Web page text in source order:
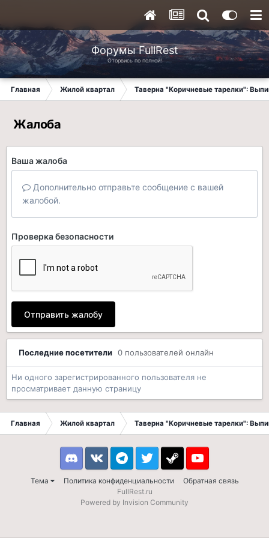
Форумы FullRest
Оторвись по полной!
Главная Жилой квартал Таверна "Коричневые тарелки":
Жалоба
Ваша жалоба
Дополнительно отправьте сообщение с вашей
жалобой.
Проверка безопасности
Отправить жалобу
Последние посетители 0 пользователей онлайн
Ни одного зарегистрированного пользователя не
просматривает данную страницу
Главная Жилой квартал Таверна "Коричневые тарелки":
Тема Политика конфиденциальности Обратная связь
DiscordVK TelegramTwitter Steam Youtube
FullRest.ru
Powered by Invision Community